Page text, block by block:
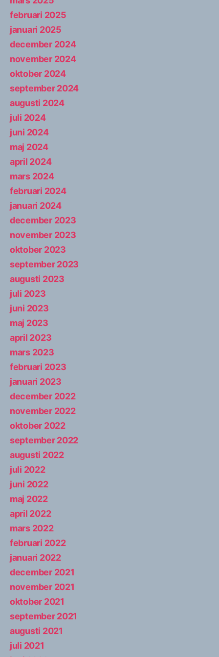
februari 2025
januari 2025
december 2024
november 2024
oktober 2024
september 2024
augusti 2024
juli 2024
juni 2024
maj 2024
april 2024
mars 2024
februari 2024
januari 2024
december 2023
november 2023
oktober 2023
september 2023
augusti 2023
juli 2023
juni 2023
maj 2023
april 2023
mars 2023
februari 2023
januari 2023
december 2022
november 2022
oktober 2022
september 2022
augusti 2022
juli 2022
juni 2022
maj 2022
april 2022
mars 2022
februari 2022
januari 2022
december 2021
november 2021
oktober 2021
september 2021
augusti 2021
juli 2021